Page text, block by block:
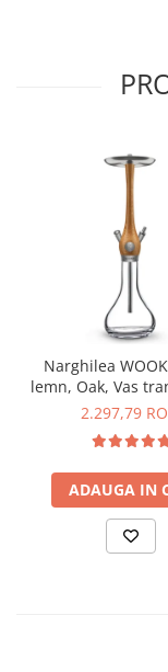
Narghilea
lemn, Oak, Vas
2.297,79
ADAUGA IN